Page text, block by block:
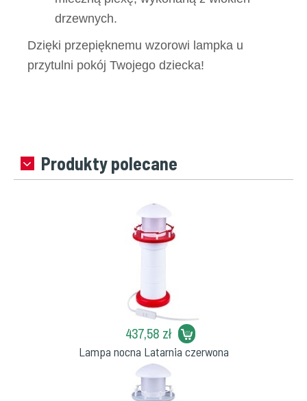
drzewnych.
Dzięki przepięknemu wzorowi lampka u
przytulni pokój Twojego dziecka!
Produkty polecane
437,58 zł
Lampa nocna Latarnia czerwona